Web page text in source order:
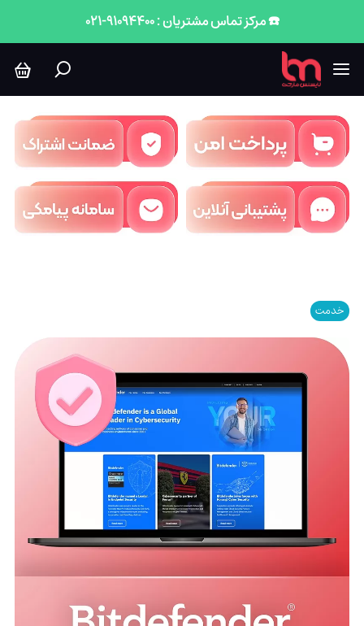
☎️ مرکز تماس مشتریان : 91094400-021
خدمت